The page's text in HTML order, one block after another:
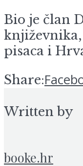
Bio je član
pisaca i
Share:
Written by
booke.hr